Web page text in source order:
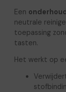
Een
neutrale
toepassing
tasten.
Het werkt op